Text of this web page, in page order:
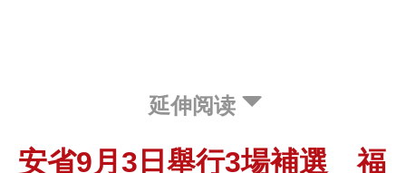
延伸阅读
安省9月3日舉行3場補選 福